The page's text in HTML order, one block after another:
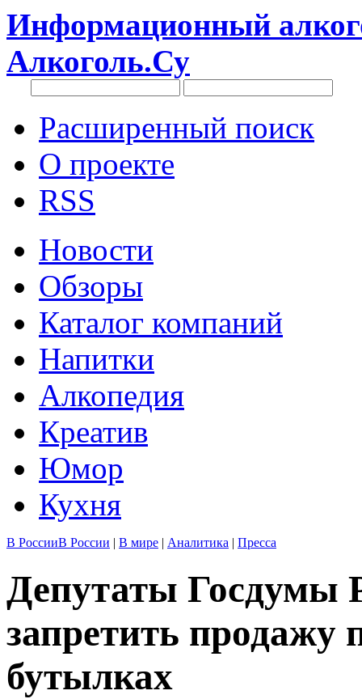
Информационный
Алкоголь.Су
Расширенный поиск
О проекте
RSS
Новости
Обзоры
Каталог компаний
Напитки
Алкопедия
Креатив
Юмор
Кухня
В РоссииВ России | В мире | Аналитика | Пресса
Депутаты Госдумы
запретить продажу
бутылках